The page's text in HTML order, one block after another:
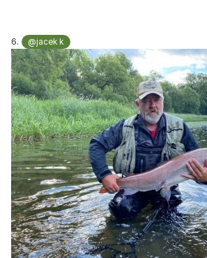
6. @jacek k